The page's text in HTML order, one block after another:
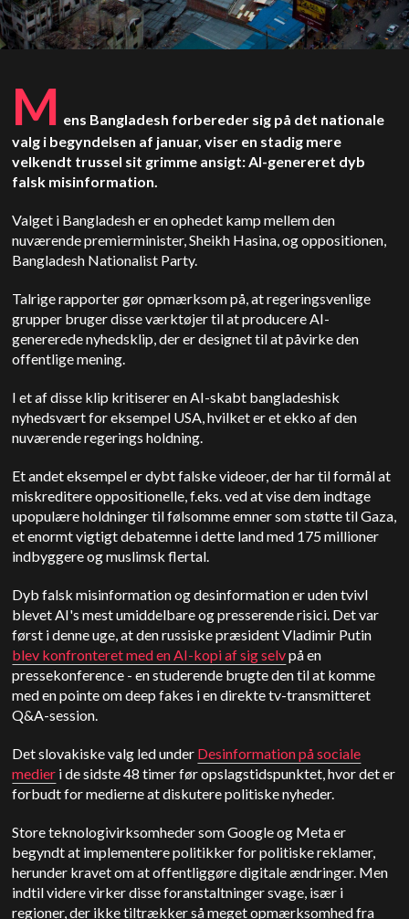
M ens Bangladesh forbereder sig på det nationale
valg i begyndelsen af januar, viser en stadig mere
velkendt trussel sit grimme ansigt: AI-genereret dyb
falsk misinformation.
Valget i Bangladesh er en ophedet kamp mellem den
nuværende premierminister, Sheikh Hasina, og oppositionen,
Bangladesh Nationalist Party.
Talrige rapporter gør opmærksom på, at regeringsvenlige
grupper bruger disse værktøjer til at producere AI-
genererede nyhedsklip, der er designet til at påvirke den
offentlige mening.
I et af disse klip kritiserer en AI-skabt bangladeshisk
nyhedsvært for eksempel USA, hvilket er et ekko af den
nuværende regerings holdning.
Et andet eksempel er dybt falske videoer, der har til formål at
miskreditere oppositionelle, f.eks. ved at vise dem indtage
upopulære holdninger til følsomme emner som støtte til Gaza,
et enormt vigtigt debatemne i dette land med 175 millioner
indbyggere og muslimsk flertal.
Dyb falsk misinformation og desinformation er uden tvivl
blevet AI's mest umiddelbare og presserende risici. Det var
først i denne uge, at den russiske præsident Vladimir Putin
blev konfronteret med en AI-kopi af sig selvpå en
pressekonference - en studerende brugte den til at komme
med en pointe om deep fakes i en direkte tv-transmitteret
Q&A-session.
Det slovakiske valg led under Desinformation på sociale
medier i de sidste 48 timer før opslagstidspunktet, hvor det er
forbudt for medierne at diskutere politiske nyheder.
Store teknologivirksomheder som Google og Meta er
begyndt at implementere politikker for politiske reklamer,
herunder kravet om at offentliggøre digitale ændringer. Men
indtil videre virker disse foranstaltninger svage, især i
regioner, der ikke tiltrækker så meget opmærksomhed fra